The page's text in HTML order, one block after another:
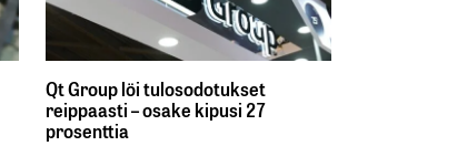
Qt Group löi tulosodotukset
reippaasti – osake kipusi 27
prosenttia